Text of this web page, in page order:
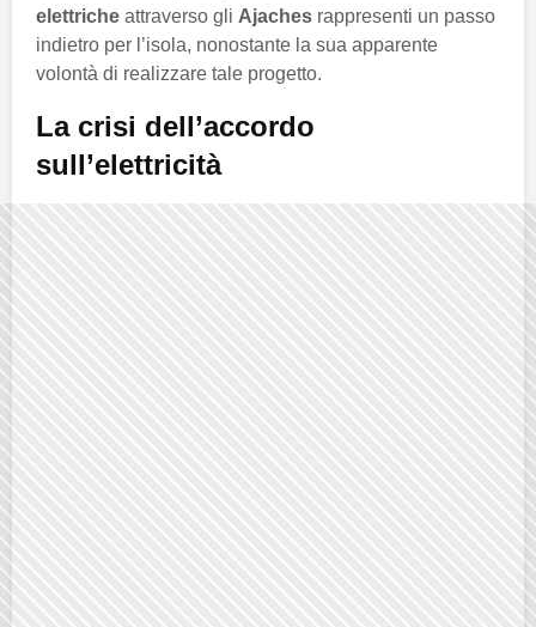
elettriche attraverso gli Ajaches rappresenti un passo
indietro per l’isola, nonostante la sua apparente
volontà di realizzare tale progetto.
La crisi dell’accordo
sull’elettricità